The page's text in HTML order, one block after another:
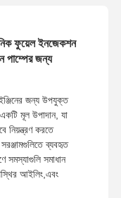
ফুয়েল ইনজেকশন
জন্য
জন্য উপযুক্ত
মূল উপাদান, যা
নিয়ন্ত্রণ করতে
ব্যবহৃত
সমস্যাগুলি সমাধান
আইলিং,এবং